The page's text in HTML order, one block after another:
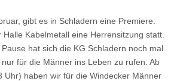
gibt es in Schladern eine Premiere:
Kabelmetall eine Herrensitzung statt.
hat sich die KG Schladern noch mal
für die Männer ins Leben zu rufen. Ab
Uhr) haben wir für die Windecker Männer